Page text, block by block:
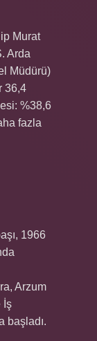
Murat
Arda
Müdürü)
36,4
%38,6
fazla
1966
Arzum
İş
başladı.